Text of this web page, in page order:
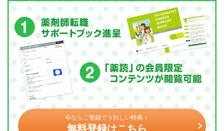
今ならご登録でうれしい特典！
無料登録はこちら